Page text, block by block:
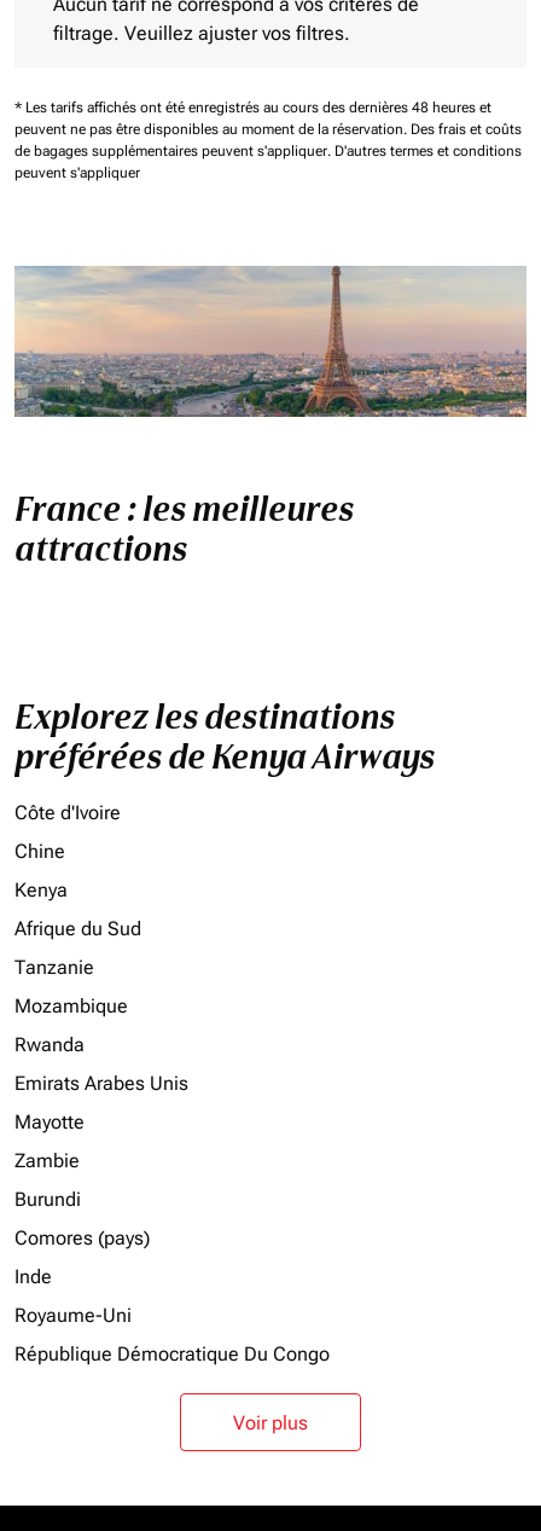
Aucun tarif ne correspond à vos critères de
filtrage. Veuillez ajuster vos filtres.
* Les tarifs affichés ont été enregistrés au cours des dernières 48 heures et
peuvent ne pas être disponibles au moment de la réservation. Des frais et coûts
de bagages supplémentaires peuvent s'appliquer. D'autres termes et conditions
peuvent s'appliquer
France : les meilleures
attractions
Explorez les destinations
préférées de Kenya Airways
Côte d'Ivoire
Chine
Kenya
Afrique du Sud
Tanzanie
Mozambique
Rwanda
Emirats Arabes Unis
Mayotte
Zambie
Burundi
Comores (pays)
Inde
Royaume-Uni
République Démocratique Du Congo
Voir plus